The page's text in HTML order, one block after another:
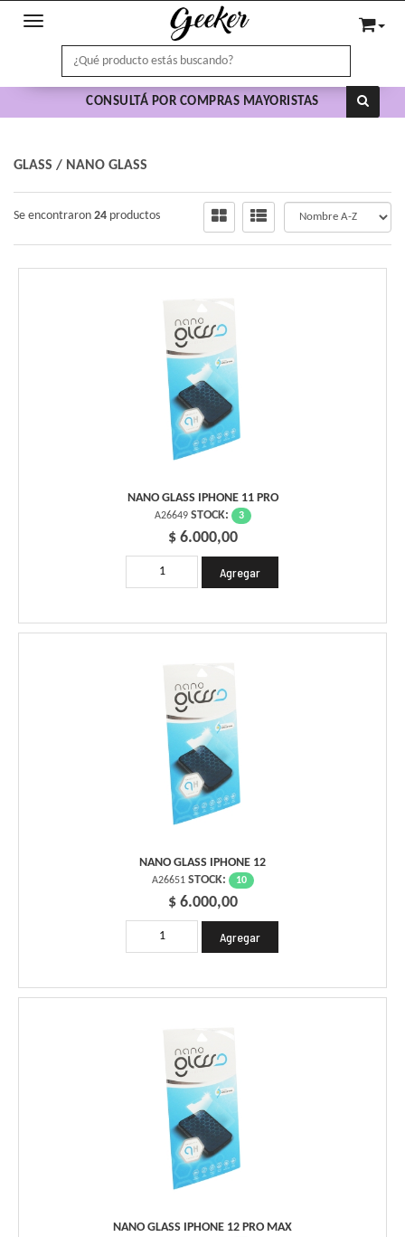
Toggle navigation
CONSULTÁ POR COMPRAS MAYORISTAS
GLASS / NANO GLASS
Se encontraron 24 productos
NANO GLASS IPHONE 11 PRO
A26649 STOCK: 3
$ 6.000,00
NANO GLASS IPHONE 12
A26651 STOCK: 10
$ 6.000,00
NANO GLASS IPHONE 12 PRO MAX